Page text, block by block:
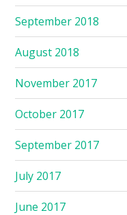
September 2018
August 2018
November 2017
October 2017
September 2017
July 2017
June 2017